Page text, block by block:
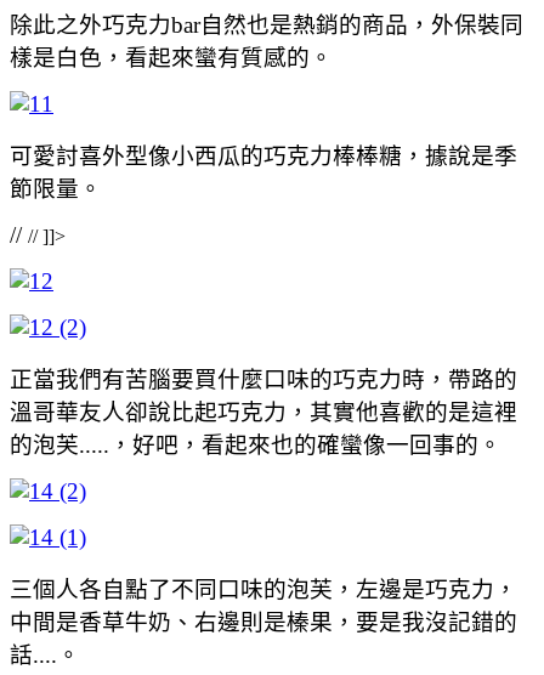
除此之外巧克力bar自然也是熱銷的商品，外保裝同
樣是白色，看起來蠻有質感的。
可愛討喜外型像小西瓜的巧克力棒棒糖，據說是季
節限量。
// // ]]>
正當我們有苦腦要買什麼口味的巧克力時，帶路的
溫哥華友人卻說比起巧克力，其實他喜歡的是這裡
的泡芙.....，好吧，看起來也的確蠻像一回事的。
三個人各自點了不同口味的泡芙，左邊是巧克力，
中間是香草牛奶、右邊則是榛果，要是我沒記錯的
話....。